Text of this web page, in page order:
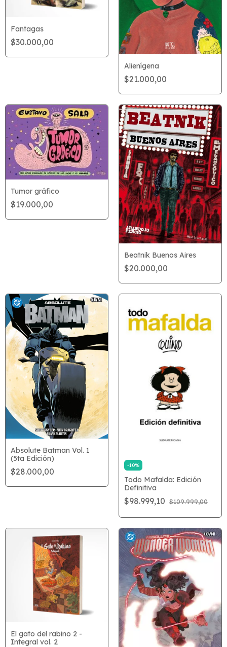
Fantagas
$30.000,00
Alienígena
$21.000,00
Tumor gráfico
$19.000,00
Beatnik Buenos Aires
$20.000,00
Absolute Batman Vol. 1
(5ta Edición)
$28.000,00
-10%
Todo Mafalda: Edición
Definitiva
$98.999,10 $109.999,00
El gato del rabino 2 -
Integral vol. 2